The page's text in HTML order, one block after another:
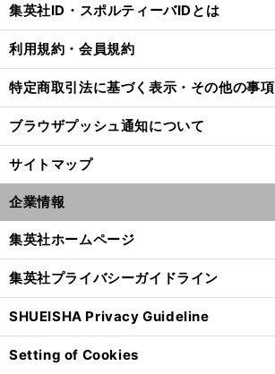
集英社ID・スポルティーバIDとは
利用規約・会員規約
特定商取引法に基づく表示・その他の事項
ブラウザプッシュ通知について
サイトマップ
企業情報
集英社ホームページ
集英社プライバシーガイドライン
SHUEISHA Privacy Guideline
Setting of Cookies